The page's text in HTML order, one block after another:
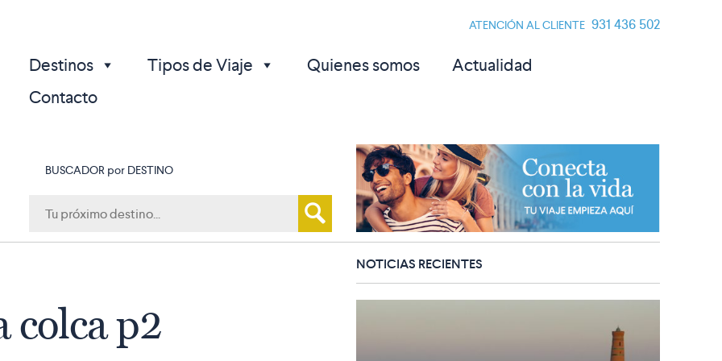
ATENCIÓN AL CLIENTE 931 436 502
Destinos Tipos de Viaje Quienes somos
Actualidad
Contacto
BUSCADOR por DESTINO
p
colca p2
NOTICIAS RECIENTES